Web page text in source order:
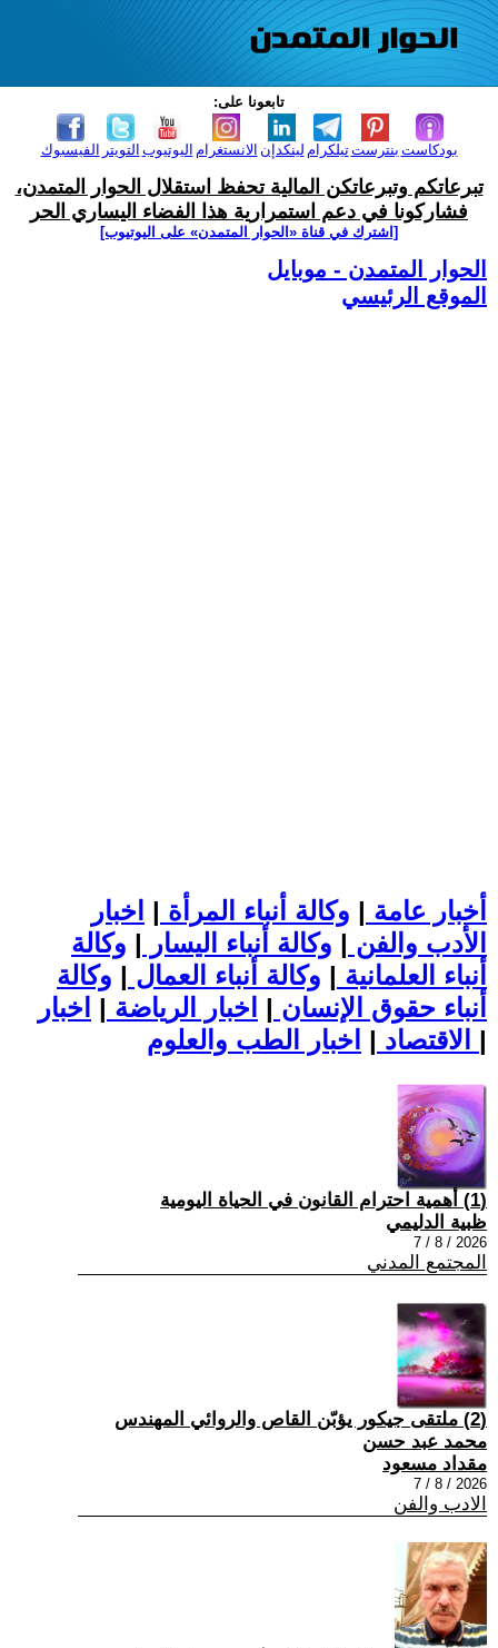
تابعونا على:
الفيسبوك التويتر اليوتيوب الانستغرام لينكدإن تيلكرامبنترست بودكاست
تبرعاتكم وتبرعاتكن المالية تحفظ استقلال الحوار المتمدن،
فشاركونا في دعم استمرارية هذا الفضاء اليساري الحر
[اشترك في قناة ‫«الحوار المتمدن» على اليوتيوب]
الحوار المتمدن - موبايل
الموقع الرئيسي
أخبار عامة | وكالة أنباء المرأة | اخبار
الأدب والفن | وكالة أنباء اليسار | وكالة
أنباء العلمانية | وكالة أنباء العمال | وكالة
أنباء حقوق الإنسان | اخبار الرياضة | اخبار
الاقتصاد | |
(1) أهمية احترام القانون في الحياة اليومية
ظبية الدليمي
2026 / 8 / 7
المجتمع المدني
(2) ملتقى جيكور يؤبّن القاص والروائي المهندس
محمد عبد حسن
مقداد مسعود
2026 / 8 / 7
الادب والفن